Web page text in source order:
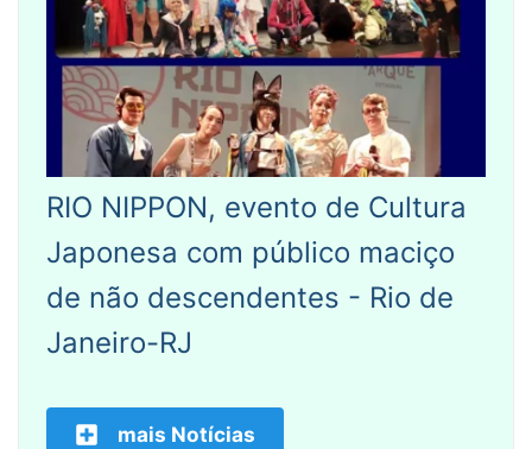
RIO NIPPON, evento de Cultura
Japonesa com público maciço
de não descendentes - Rio de
Janeiro-RJ
mais Notícias